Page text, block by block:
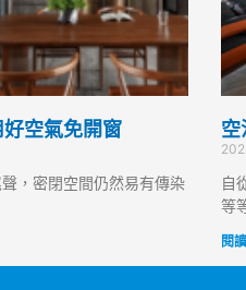
空氣免開窗
，密閉空間仍然易有傳染
空
自
等
閱